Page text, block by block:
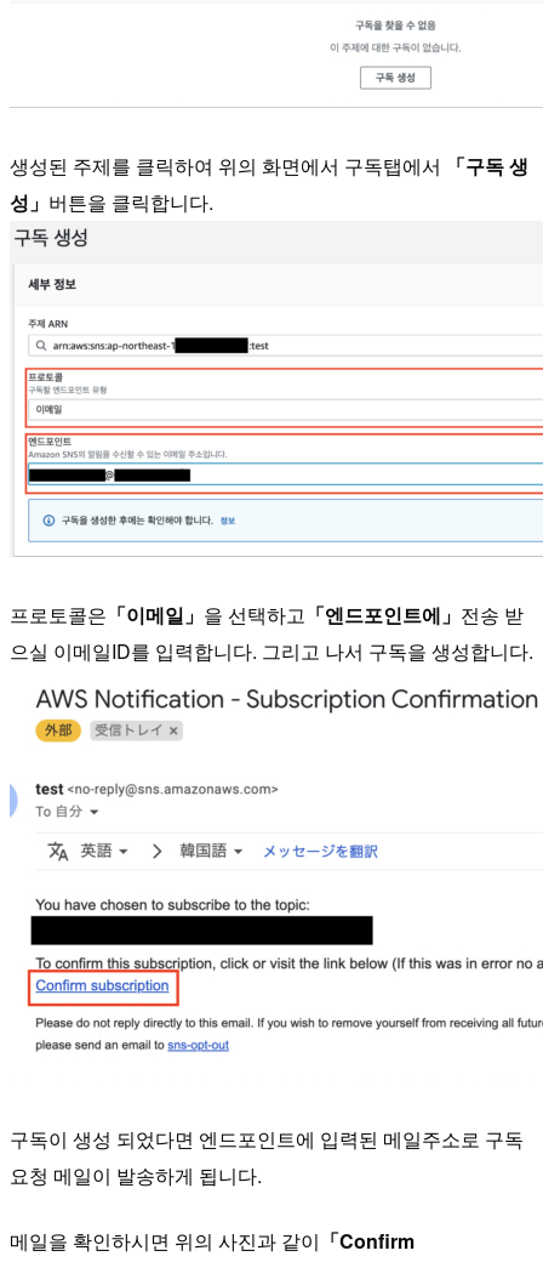
생성된 주제를 클릭하여 위의 화면에서 구독탭에서
「구독 생
성」 버튼을 클릭합니다.
프로토콜은 「이메일」 을 선택하고 「엔드포인트에」 전송 받
으실 이메일ID를 입력합니다. 그리고 나서 구독을 생성합니다.
구독이 생성 되었다면 엔드포인트에 입력된 메일주소로 구독
요청 메일이 발송하게 됩니다.
메일을 확인하시면 위의 사진과 같이 「Confirm